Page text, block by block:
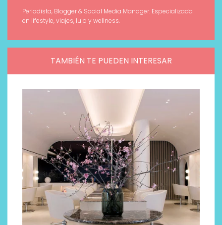
Periodista, Blogger & Social Media Manager. Especializada
en lifestyle, viajes, lujo y wellness.
TAMBIÉN TE PUEDEN INTERESAR